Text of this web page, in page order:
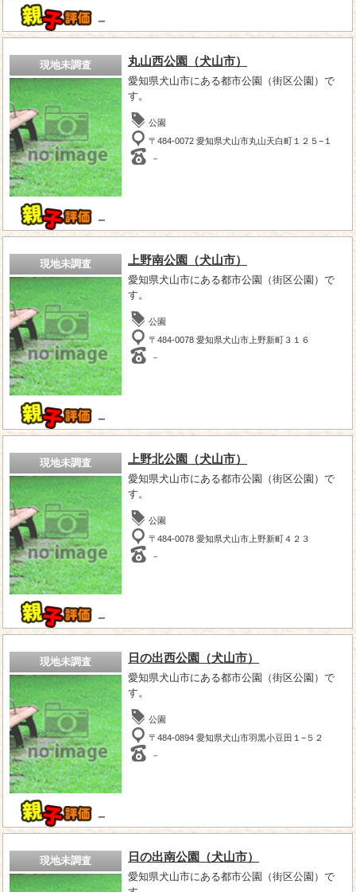
－
現地未調査
－
丸山西公園（犬山市）
愛知県犬山市にある都市公園（街区公園）で
す。
公園
〒484-0072 愛知県犬山市丸山天白町１２５−１
－
現地未調査
－
上野南公園（犬山市）
愛知県犬山市にある都市公園（街区公園）で
す。
公園
〒484-0078 愛知県犬山市上野新町３１６
－
現地未調査
－
上野北公園（犬山市）
愛知県犬山市にある都市公園（街区公園）で
す。
公園
〒484-0078 愛知県犬山市上野新町４２３
－
現地未調査
－
日の出西公園（犬山市）
愛知県犬山市にある都市公園（街区公園）で
す。
公園
〒484-0894 愛知県犬山市羽黒小豆田１−５２
－
現地未調査 日の出南公園（犬山市）
愛知県犬山市にある都市公園（街区公園）で